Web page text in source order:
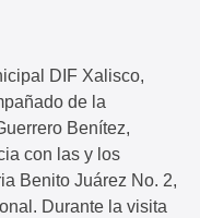
DIF Xalisco,
de la
Benítez,
con las y los
Benito Juárez No. 2,
Durante la visita